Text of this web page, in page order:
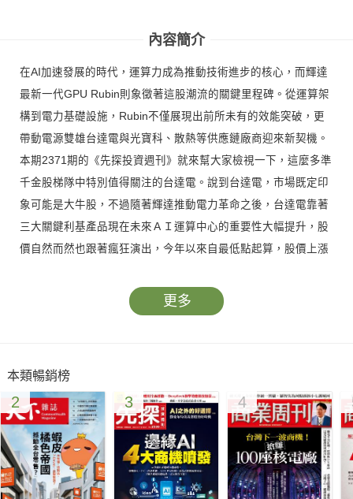
內容簡介
在AI加速發展的時代，運算力成為推動技術進步的核心，而輝達
最新一代GPU Rubin則象徵著這股潮流的關鍵里程碑。從運算架
構到電力基礎設施，Rubin不僅展現出前所未有的效能突破，更
帶動電源雙雄台達電與光寶科、散熱等供應鏈廠商迎來新契機。
本期2371期的《先探投資週刊》就來幫大家檢視一下，這麼多準
千金股梯隊中特別值得關注的台達電。說到台達電，市場既定印
象可能是大牛股，不過隨著輝達推動電力革命之後，台達電靠著
三大關鍵利基產品現在未來ＡＩ運算中心的重要性大幅提升，股
價自然而然也跟著瘋狂演出，今年以來自最低點起算，股價上漲
更多
本類暢銷榜
2 3 4